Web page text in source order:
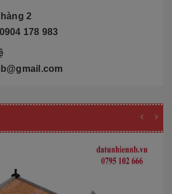
2
0904 178 983